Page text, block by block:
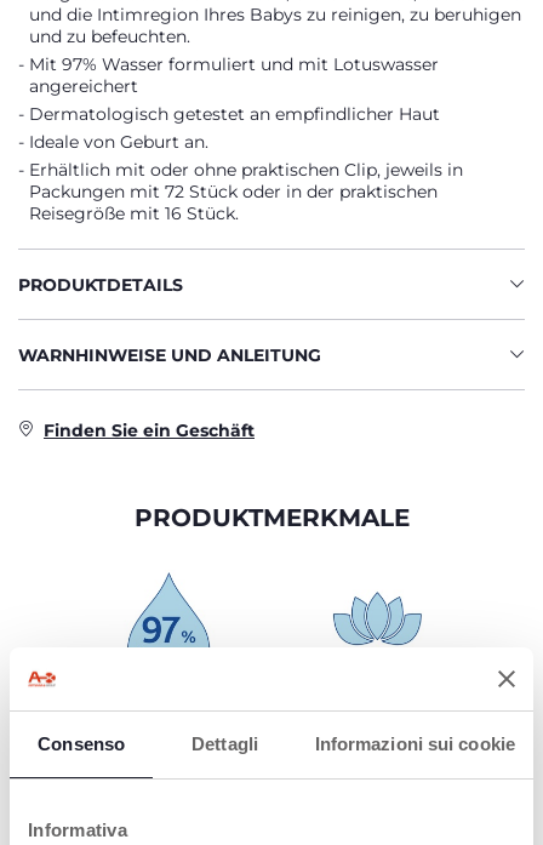
Consenso Dettagli Informazioni sui cookie
Informativa
und die Intimregion Ihres Babys zu reinigen, zu beruhigen
und zu befeuchten.
Mit 97% Wasser formuliert und mit Lotuswasser
angereichert
Dermatologisch getestet an empfindlicher Haut
Ideale von Geburt an.
Erhältlich mit oder ohne praktischen Clip, jeweils in
Packungen mit 72 Stück oder in der praktischen
Reisegröße mit 16 Stück.
PRODUKTDETAILS
WARNHINWEISE UND ANLEITUNG
Finden Sie ein Geschäft
PRODUKTMERKMALE
formuliert.
angereichert.